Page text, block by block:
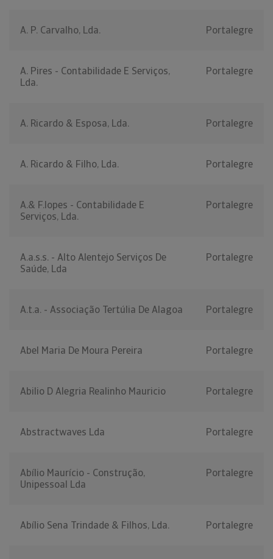
A. P. Carvalho, Lda. Portalegre
A. Pires - Contabilidade E Serviços,
Lda.
Portalegre
A. Ricardo & Esposa, Lda. Portalegre
A. Ricardo & Filho, Lda. Portalegre
A.& F.lopes - Contabilidade E
Serviços, Lda.
Portalegre
A.a.s.s. - Alto Alentejo Serviços De
Saúde, Lda
Portalegre
A.t.a. - Associação Tertúlia De Alagoa Portalegre
Abel Maria De Moura Pereira Portalegre
Abilio D Alegria Realinho Mauricio Portalegre
Abstractwaves Lda Portalegre
Abílio Maurício - Construção,
Unipessoal Lda
Portalegre
Abílio Sena Trindade & Filhos, Lda. Portalegre